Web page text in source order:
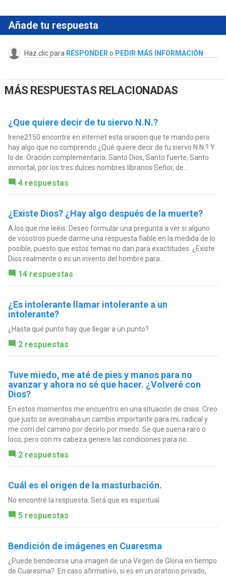
Añade tu respuesta
Haz clic para RESPONDER o PEDIR MÁS INFORMACIÓN
MÁS RESPUESTAS RELACIONADAS
¿Que quiere decir de tu siervo N.N.?
Irene2150 encontre en internet esta oracion que te mando pero
hay algo que no comprendo ¿Qué quiere decir de tu siervo N.N.? Y
lo de: Oración complementaria: Santo Dios, Santo fuerte, Santo
inmortal, por los tres dulces nombres líbranos Señor, de...
4 respuestas
¿Existe Dios? ¿Hay algo después de la muerte?
A los que me leéis: Deseo formular una pregunta a ver si alguno
de vosotros puede darme una respuesta fiable en la medida de lo
posible, puesto que estos temas no dan para exactitudes. ¿Existe
Dios realmente o es un invento del hombre para...
14 respuestas
¿Es intolerante llamar intolerante a un
intolerante?
¿Hasta qué punto hay que llegar a un punto?
2 respuestas
Tuve miedo, me até de pies y manos para no
avanzar y ahora no sé que hacer. ¿Volveré con
Dios?
En estos momentos me encuentro en una situación de crisis. Creo
que justo se avecinaba un cambio importante para mi, radical y
me corrí del camino por decirlo por miedo. Se que suena raro o
loco, pero con mi cabeza genere las condiciones para no...
2 respuestas
Cuál es el origen de la masturbación.
No encontré la respuesta. Será que es espiritual
5 respuestas
Bendición de imágenes en Cuaresma
¿Puede bendecirse una imagen de una Virgen de Gloria en tiempo
de Cuaresma?. En caso afirmativo, si es en un oratorio privado,